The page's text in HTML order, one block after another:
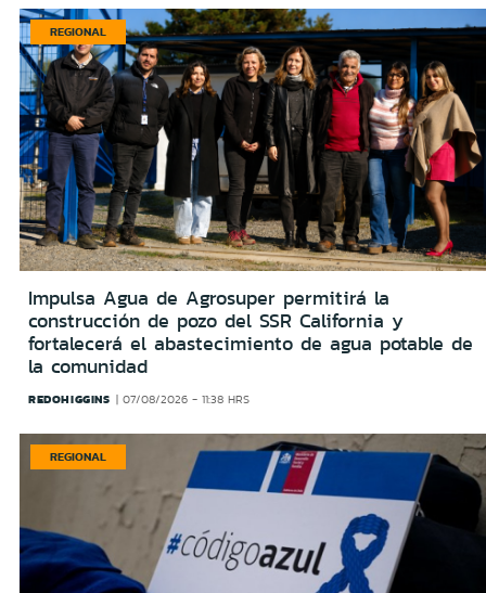
REGIONAL
Impulsa Agua de Agrosuper permitirá la
construcción de pozo del SSR California y
fortalecerá el abastecimiento de agua potable de
la comunidad
REDOHIGGINS 07/08/2026 - 11:38 HRS
REGIONAL